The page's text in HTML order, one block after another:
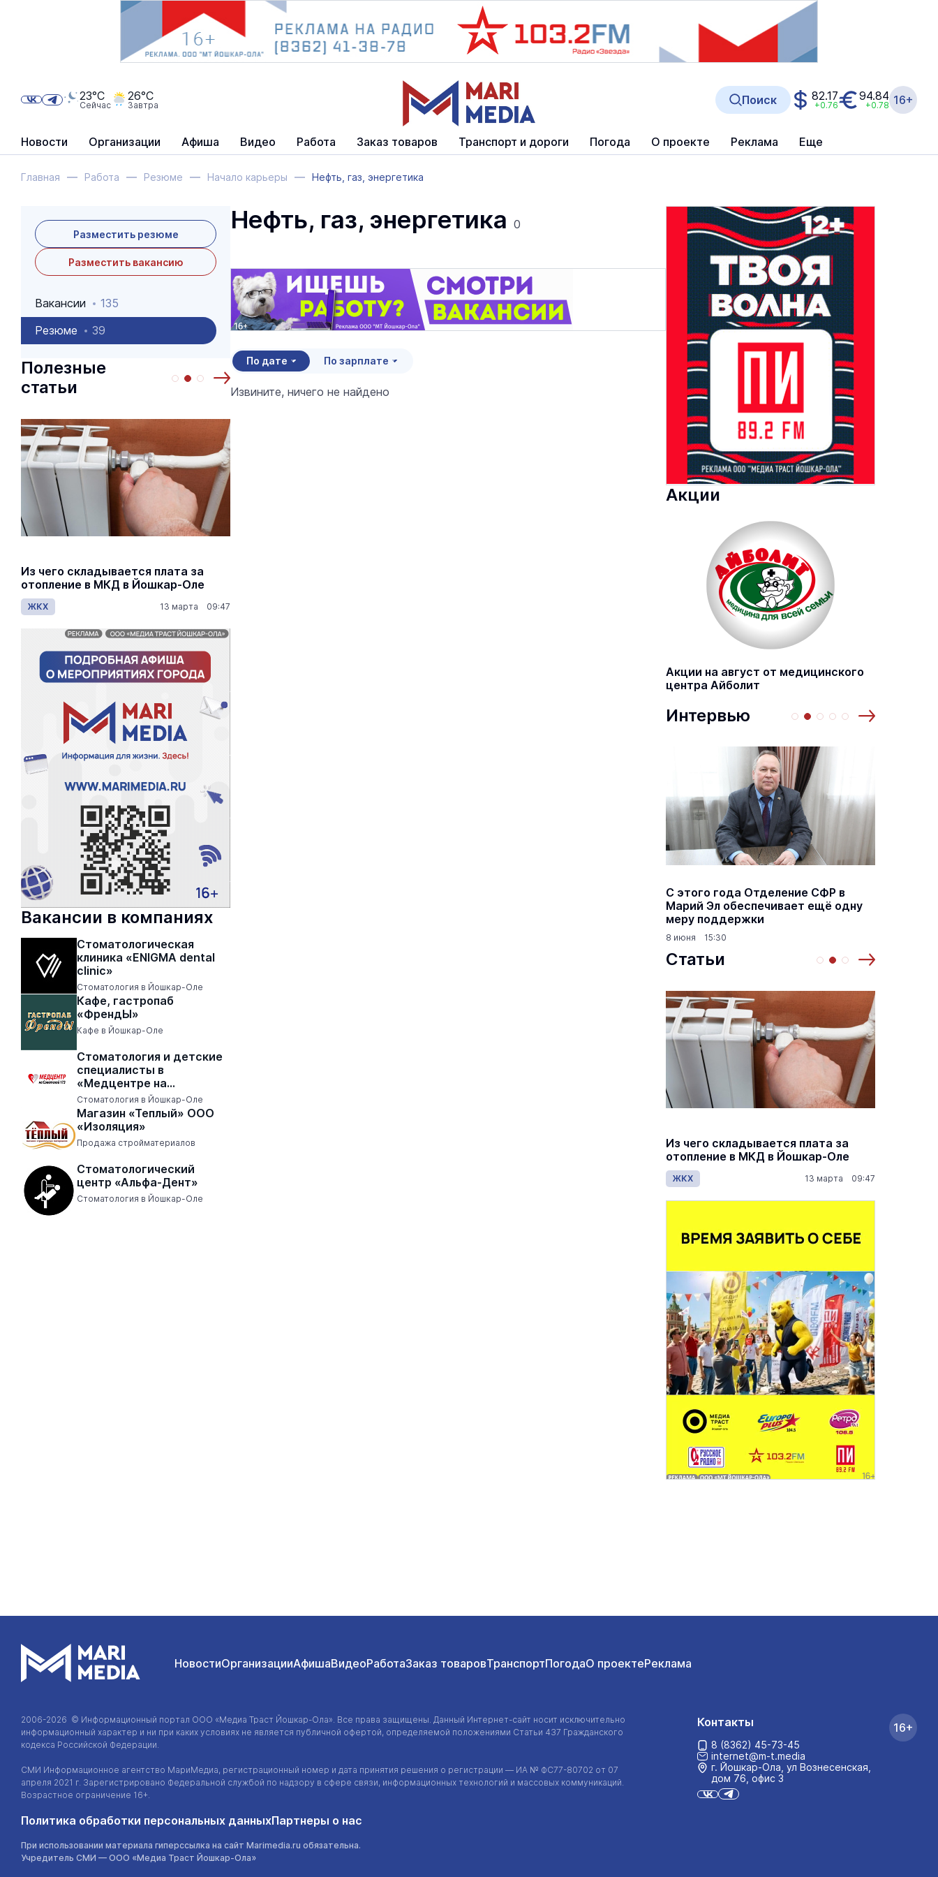
Новости Организации Афиша Видео Работа Заказ товаров Транспорт и дороги Погода О проекте Реклама Еще
23°C
Сейчас
26°C
Завтра Поиск 82.17
+0.76
94.84
+0.78 16+
Главная Работа Резюме Начало карьеры Нефть, газ, энергетика
Разместить резюме
Разместить вакансию
Вакансии
135
Резюме
39
Полезные
статьи
Из чего складывается плата за
отопление в МКД в Йошкар-Оле
ЖКХ 13 марта 09:47
Вакансии в компаниях
Стоматологическая
клиника «ENIGMA dental
clinic»
Стоматология в Йошкар-Оле
Кафе, гастропаб
«ФрендЫ»
Кафе в Йошкар-Оле
Стоматология и детские
специалисты в
«Медцентре на
Советской 173»
Стоматология в Йошкар-Оле
Магазин «Теплый» ООО
«Изоляция»
Продажа стройматериалов
Стоматологический
центр «Альфа-Дент»
Стоматология в Йошкар-Оле
Нефть, газ, энергетика 0
По дате По зарплате
Извините, ничего не найдено
Акции
Акции на август от медицинского
центра Айболит
Интервью
С этого года Отделение СФР в
Марий Эл обеспечивает ещё одну
меру поддержки
8 июня 15:30
Статьи
Из чего складывается плата за
отопление в МКД в Йошкар-Оле
ЖКХ 13 марта 09:47
НовостиОрганизацииАфишаВидеоРаботаЗаказ товаровТранспортПогодаО проектеРеклама
2006-2026 © Информационный портал ООО «Медиа Траст Йошкар-Ола». Все права защищены. Данный Интернет-сайт носит исключительно
информационный характер и ни при каких условиях не является публичной офертой, определяемой положениями Статьи 437 Гражданского
кодекса Российской Федерации.
СМИ Информационное агентство МариМедиа, регистрационный номер и дата принятия решения о регистрации — ИА № ФС77-80702 от 07
апреля 2021 г. Зарегистрировано Федеральной службой по надзору в сфере связи, информационных технологий и массовых коммуникаций.
Возрастное ограничение 16+.
Политика обработки персональных данныхПартнеры о нас
При использовании материала гиперссылка на сайт Marimedia.ru обязательна.
Учредитель СМИ — ООО «Медиа Траст Йошкар-Ола»
Контакты
8 (8362) 45-73-45
internet@m-t.media
г. Йошкар‑Ола, ул Вознесенская,
дом 76, офис 3
16+